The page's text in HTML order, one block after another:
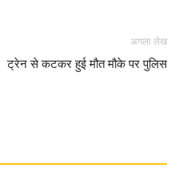
अगला लेख
ट्रेन से कटकर हुई मौत मौके पर पुलिस